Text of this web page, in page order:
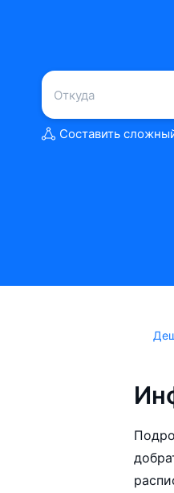
Составить